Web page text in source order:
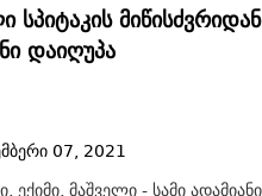
სპიტაკის
დაიღუპა
07, 2021
ექიმი, მაშველი - სამი